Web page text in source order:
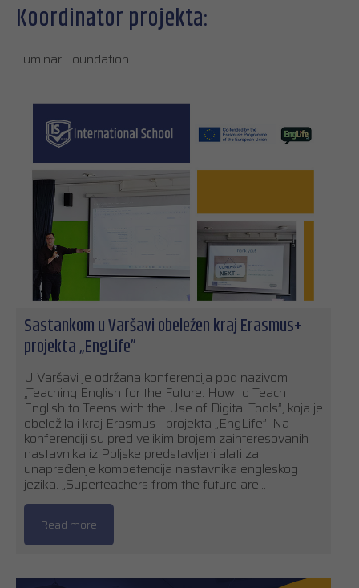
Koordinator projekta:
Luminar Foundation
Sastankom u Varšavi obeležen kraj Erasmus+
projekta „EngLife”
U Varšavi je održana konferencija pod nazivom
„Teaching English for the Future: How to Teach
English to Teens with the Use of Digital Tools”, koja je
obeležila i kraj Erasmus+ projekta „EngLife”. Na
konferenciji su pred velikim brojem zainteresovanih
nastavnika iz Poljske predstavljeni alati za
unapređenje kompetencija nastavnika engleskog
jezika. „Superteachers from the future are…
Read more